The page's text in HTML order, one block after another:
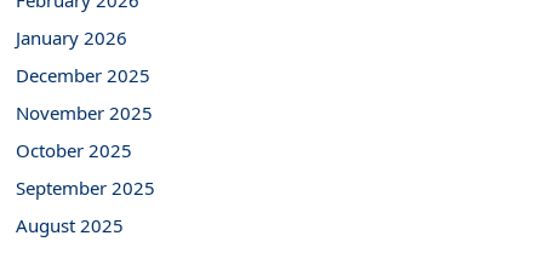
January 2026
December 2025
November 2025
October 2025
September 2025
August 2025